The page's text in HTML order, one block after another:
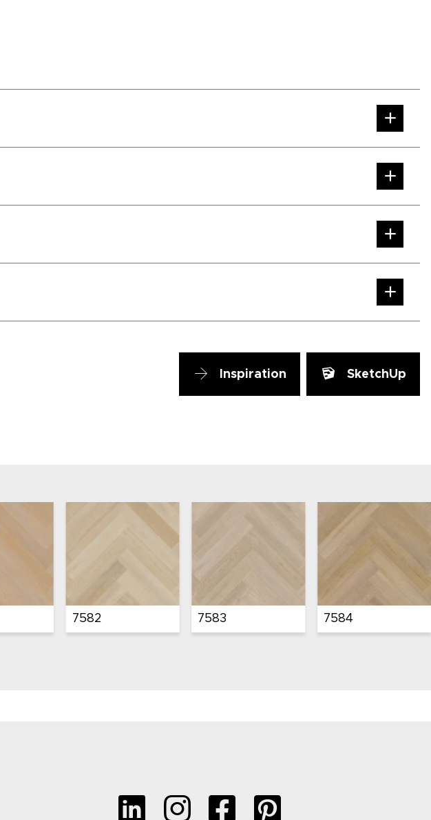
Inspiration SketchUp
15080 15082 15083